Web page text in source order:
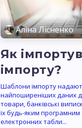
Аліна Лісненко
Як
імпорту?
Шаблони імпорту
найпоширеніших даних
товари, банківські
їх будь-яким
електронних табли...